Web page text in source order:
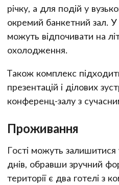
річку, а для подій у
окремий банкетний зал. У
можуть відпочивати на
охолодження.
Також комплекс
презентацій і ділових
конференц-залу з
Проживання
Гості можуть залишитися
днів, обравши зручний
території є два готелі з